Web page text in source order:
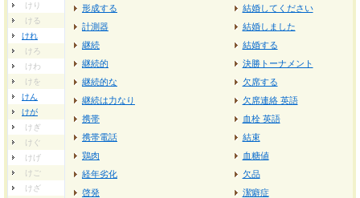
けり
ける
けれ
けろ
けわ
けを
けん
けが
けぎ
けぐ
けげ
けご
けざ
形成する
計測器
継続
継続的
継続的な
継続は力なり
携帯
携帯電話
鶏肉
経年劣化
啓発
結婚してください
結婚しました
結婚する
決勝トーナメント
欠席する
欠席連絡 英語
血栓 英語
結束
血糖値
欠品
潔癖症